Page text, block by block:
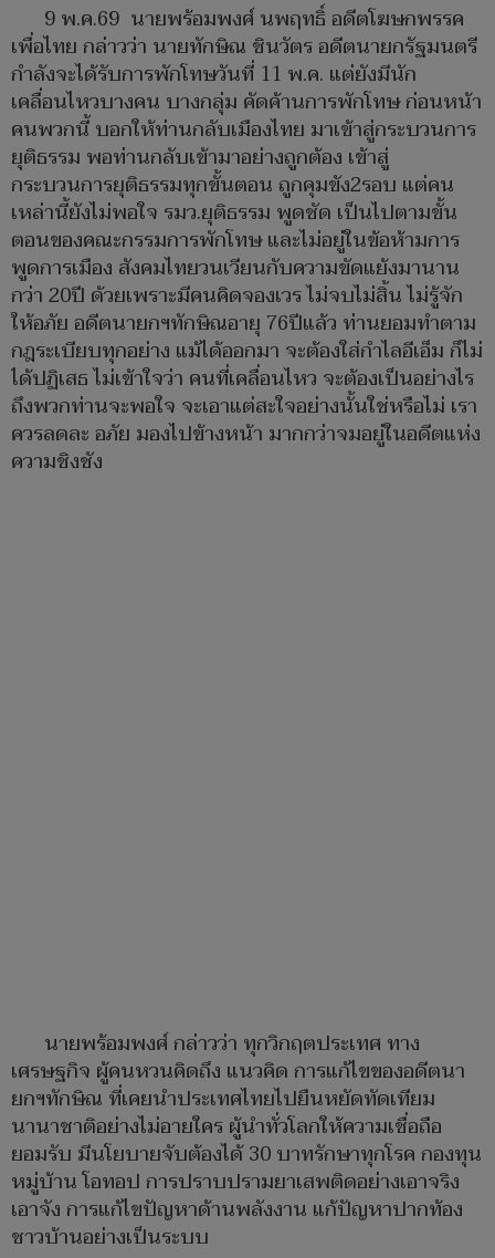
9 พ.ค.69 นายพร้อมพงศ์ นพฤทธิ์ อดีตโฆษกพรรค
เพื่อไทย กล่าวว่า นายทักษิณ ชินวัตร อดีตนายกรัฐมนตรี
กำลังจะได้รับการพักโทษวันที่ 11 พ.ค. แต่ยังมีนัก
เคลื่อนไหวบางคน บางกลุ่ม คัดค้านการพักโทษ ก่อนหน้า
คนพวกนี้ บอกให้ท่านกลับเมืองไทย มาเข้าสู่กระบวนการ
ยุติธรรม พอท่านกลับเข้ามาอย่างถูกต้อง เข้าสู่
กระบวนการยุติธรรมทุกขั้นตอน ถูกคุมขัง2รอบ แต่คน
เหล่านี้ยังไม่พอใจ รมว.ยุติธรรม พูดชัด เป็นไปตามขั้น
ตอนของคณะกรรมการพักโทษ และไม่อยู่ในข้อห้ามการ
พูดการเมือง สังคมไทยวนเวียนกับความขัดแย้งมานาน
กว่า 20ปี ด้วยเพราะมีคนคิดจองเวร ไม่จบไม่สิ้น ไม่รู้จัก
ให้อภัย อดีตนายกฯทักษิณอายุ 76ปีแล้ว ท่านยอมทำตาม
กฎระเบียบทุกอย่าง แม้ได้ออกมา จะต้องใส่กำไลอีเอ็ม ก็ไม่
ได้ปฏิเสธ ไม่เข้าใจว่า คนที่เคลื่อนไหว จะต้องเป็นอย่างไร
ถึงพวกท่านจะพอใจ จะเอาแต่สะใจอย่างนั้นใช่หรือไม่ เรา
ควรลดละ อภัย มองไปข้างหน้า มากกว่าจมอยู่ในอดีตแห่ง
ความชิงชัง
นายพร้อมพงศ์ กล่าวว่า ทุกวิกฤตประเทศ ทาง
เศรษฐกิจ ผู้คนหวนคิดถึง แนวคิด การแก้ไขของอดีตนา
ยกฯทักษิณ ที่เคยนำประเทศไทยไปยืนหยัดทัดเทียม
นานาชาติอย่างไม่อายใคร ผู้นำทั่วโลกให้ความเชื่อถือ
ยอมรับ มีนโยบายจับต้องได้ 30 บาทรักษาทุกโรค กองทุน
หมู่บ้าน โอทอป การปราบปรามยาเสพติดอย่างเอาจริง
เอาจัง การแก้ไขปัญหาด้านพลังงาน แก้ปัญหาปากท้อง
ชาวบ้านอย่างเป็นระบบ